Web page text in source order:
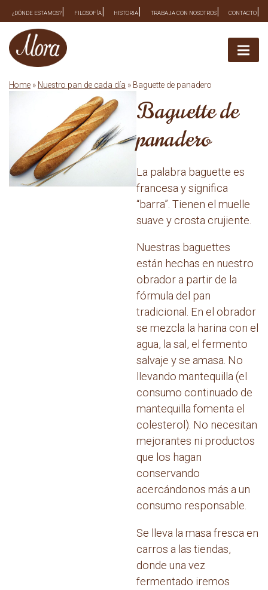
Skip
to
content
¿DÓNDE ESTAMOS? FILOSOFÍA HISTORIA TRABAJA CON NOSOTROS CONTACTO
Home » Nuestro pan de cada día » Baguette de panadero
Baguette de
panadero
La palabra baguette es
francesa y significa
“barra”. Tienen el muelle
suave y crosta crujiente.
Nuestras baguettes
están hechas en nuestro
obrador a partir de la
fórmula del pan
tradicional. En el obrador
se mezcla la harina con el
agua, la sal, el fermento
salvaje y se amasa. No
llevando mantequilla (el
consumo continuado de
mantequilla fomenta el
colesterol). No necesitan
mejorantes ni productos
que los hagan
conservando
acercándonos más a un
consumo responsable.
Se lleva la masa fresca en
carros a las tiendas,
donde una vez
fermentado iremos